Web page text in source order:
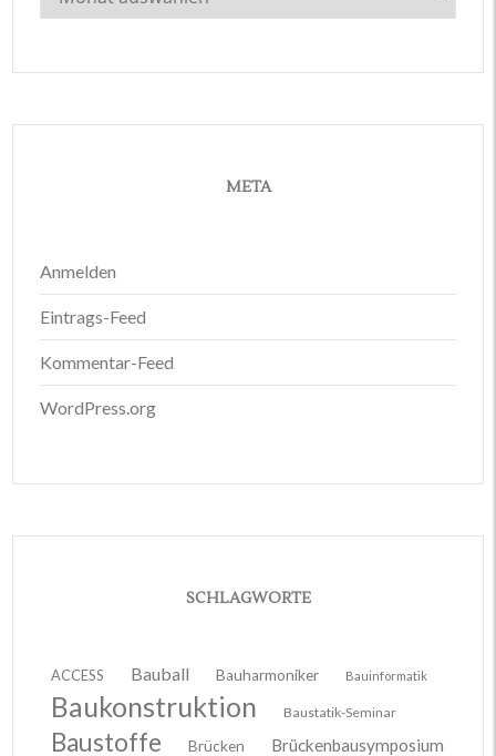
META
Anmelden
Eintrags-Feed
Kommentar-Feed
WordPress.org
SCHLAGWORTE
ACCESS Bauball Bauharmoniker Bauinformatik
Baukonstruktion Baustatik-Seminar
Baustoffe Brücken Brückenbausymposium